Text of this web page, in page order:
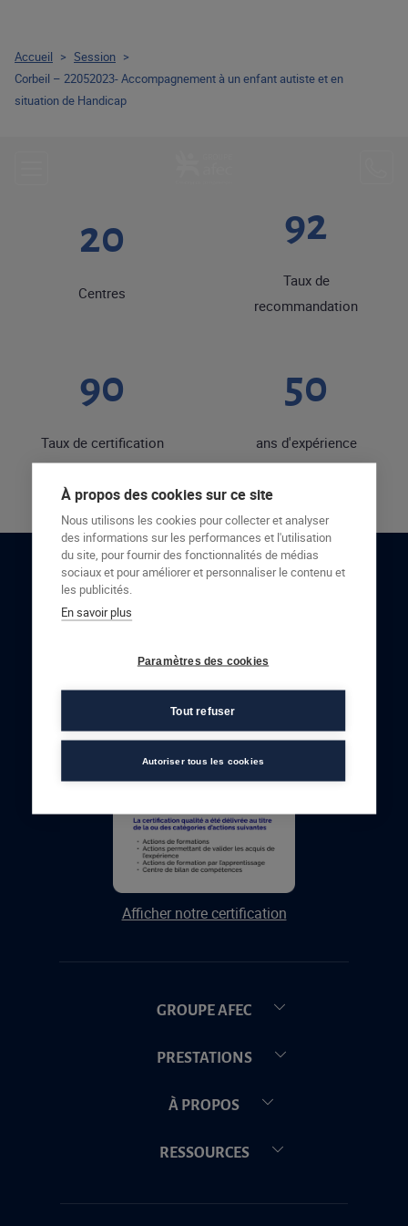
20
Centres
92
Taux de
recommandation
90
Taux de certification
50
ans d'expérience
RESTONS EN CONTACT
Afficher notre certification
GROUPE AFEC
PRESTATIONS
À PROPOS
RESSOURCES
Accueil > Session >
Corbeil – 22052023- Accompagnement à un enfant autiste et en
situation de Handicap
À propos des cookies sur ce site
Nous utilisons les cookies pour collecter et analyser
des informations sur les performances et l'utilisation
du site, pour fournir des fonctionnalités de médias
sociaux et pour améliorer et personnaliser le contenu et
les publicités.
En savoir plus
Paramètres des cookies
Tout refuser
Autoriser tous les cookies